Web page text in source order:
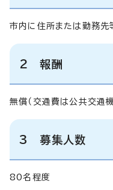
市内に住所または勤務先
2 報酬
無償（交通費は公共交通
3 募集人数
80名程度